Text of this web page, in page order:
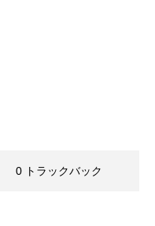
0 トラックバック